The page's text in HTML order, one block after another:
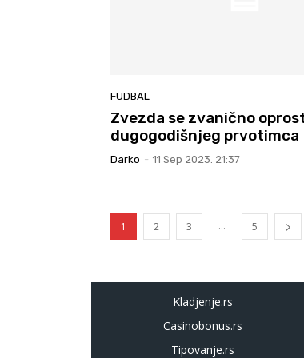
FUDBAL
Zvezda se zvanično
dugogodišnjeg prvotimca
Darko - 11 Sep 2023. 21:37
1 2 3 ... 5
Kladjenje.rs
Casinobonus.rs
Tipovanje.rs